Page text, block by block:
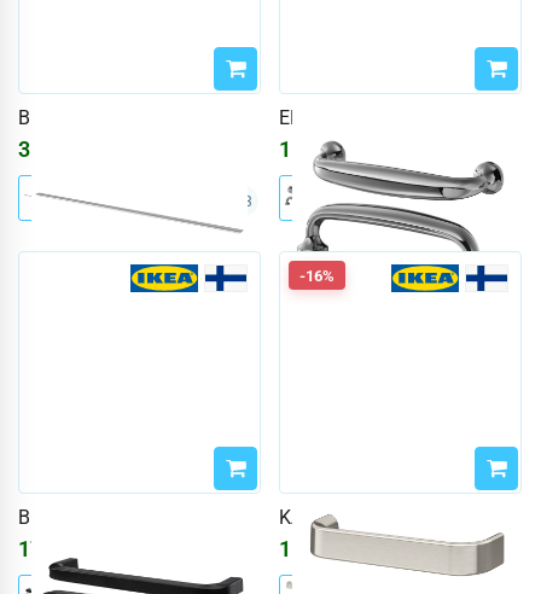
BILLSBRO
3584
+3
ENERYDA
1558₽
BORGHAMN
1714
-16%
KALERUM
1558